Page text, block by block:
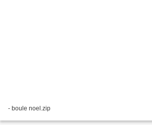
- boule noel.zip